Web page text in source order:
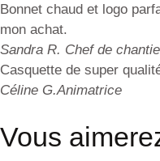
Bonnet chaud et logo
mon achat.
Sandra R. Chef de
Casquette de super
Céline G.Animatrice
Vous